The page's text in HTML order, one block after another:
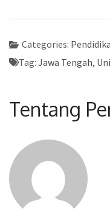
Categories:
Tag: Jawa Tengah,
Tentang